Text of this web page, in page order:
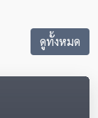
ดูทั้งหมด